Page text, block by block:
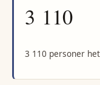
3 110
3 110 personer